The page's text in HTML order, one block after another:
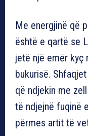
Me energjinë që
është e qartë se
jetë një emër kyç
bukurisë.
që ndjekin me
të ndjejnë fuqinë
përmes artit të